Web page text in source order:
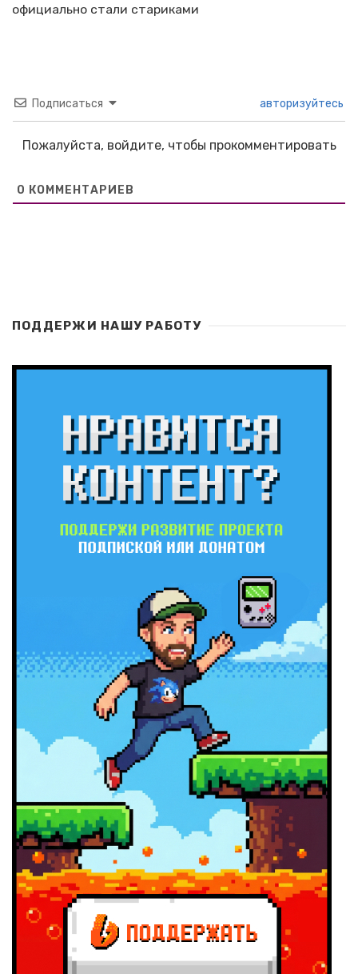
официально стали стариками
Подписаться авторизуйтесь
Пожалуйста, войдите, чтобы прокомментировать
0 КОММЕНТАРИЕВ
ПОДДЕРЖИ НАШУ РАБОТУ